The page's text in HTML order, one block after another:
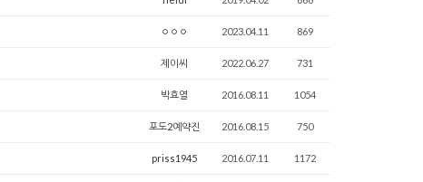
ㅇㅇㅇ 2023.04.11 869
제이씨 2022.06.27 731
박효열 2016.08.11 1054
포도2예약진 2016.08.15 750
priss1945 2016.07.11 1172